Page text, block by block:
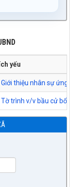
yếu
thiệu nhân sự ứng
trình v/v bầu cử bổ